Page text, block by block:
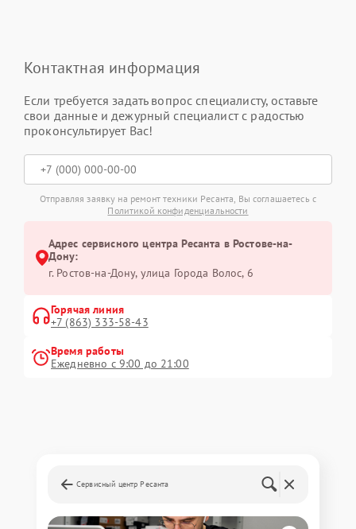
Контактная информация
Если требуется задать вопрос специалисту, оставьте
свои данные и дежурный специалист с радостью
проконсультирует Вас!
Отправляя заявку на ремонт техники Ресанта, Вы соглашаетесь с
Политикой конфиденциальности
Адрес сервисного центра Ресанта в Ростове-на-
Дону:
г. Ростов-на-Дону, улица Города Волос, 6
Горячая линия
+7 (863) 333-58-43
Время работы
Ежедневно с 9:00 до 21:00
Сервисный центр Ресанта